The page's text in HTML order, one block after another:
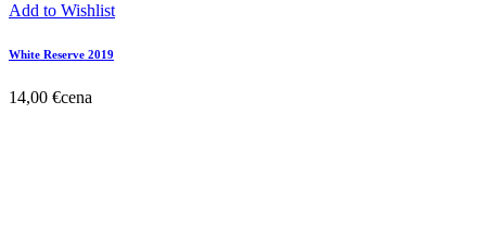
Add to Wishlist
White Reserve 2019
14,00 €cena